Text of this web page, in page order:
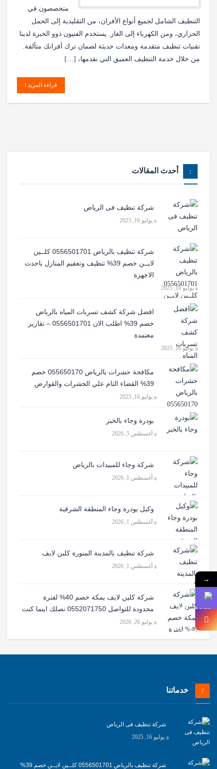
متخصصون في
التنظيف الشامل لجميع أنواع الأفران، من التقليدية إلى الحمل
الحراري، ومن الكهرباء إلى الغاز. يستخدم الفنيون ذوو الخبرة لدينا
تقنيات تنظيف متقدمة ومعدات حديثة لضمان ترك أفرانك متألقة.
من خلال خدمة التنظيف العميق التي نقدمها، […]
قراءة المزيد
أحدث المقالات
شركة تنظيف فى الرياض
يوليو 16, 2025
شركة تنظيف بالرياض 0556501701 كلــين
لايــن خصم 39% تنظيف وتعقيم المنازل باحدث
الاجهزة
يوليو 16, 2025
افضل شركة كشف تسربات المياه بالرياض
خصم 39% اطلب الان 0556501701‬‏ – تقارير
معتمدة
يوليو 16, 2025
مكافحة حشرات بالرياض 055650170 خصم
39% القضاء التام علي الحشرات والقوارض
يوليو 16, 2025
بودرة وجاء بالخبر
أغسطس 5, 2026
شركة وجاء للمبيدات بالرياض
أغسطس 1, 2026
وكيل بودرة وجاء المنطقة الشرقية
أغسطس 1, 2026
شركة تنظيف بالمدينة المنورة كلين لايف
أغسطس 1, 2026
شركة كلين لايف بمكة خصم 40% لفترة
محدودة للتواصل 0552071750 نصلك اينما كنت
يوليو 26, 2026
خدماتنا
شركة تنظيف فى الرياض
يوليو 16, 2025
شركة تنظيف بالرياض 0556501701 كلــين لايــن خصم 39%
→